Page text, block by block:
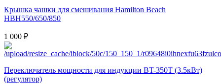
Крышка чашки для смешивания Hamilton Beach
HBH550/650/850
1 000 ₽
Переключатель мощности для индукции BT-350T (3.5кВт)
(регулятор)